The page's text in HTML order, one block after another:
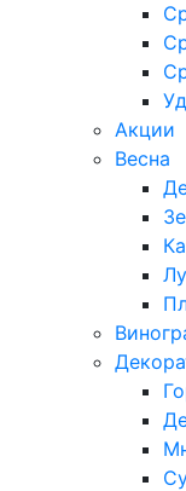
Акции
Весна